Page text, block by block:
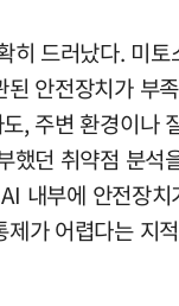
히 드러났다. 미
된 안전장치가 부
, 주변 환경이나
했던 취약점 분석
내부에 안전장치
가 어렵다는 지